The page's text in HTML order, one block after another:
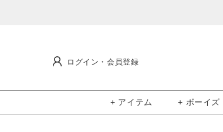
ログイン・会員登録
+ アイテム + ボーイズ